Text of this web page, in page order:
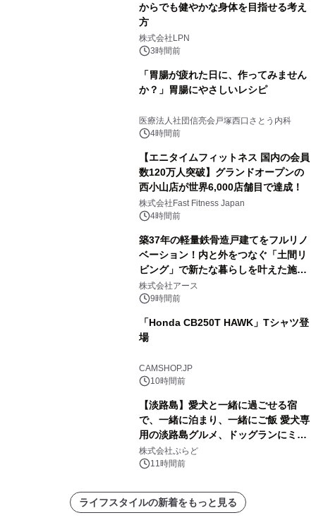
からでも健やかな身体を目指せる考え
方
株式会社LPN
3時間前
「胃腸が疲れた日に、作ってみません
か？」胃腸にやさしいレシピ
医療法人社団信亮会戸塚西口さとう内科
4時間前
【エニタイムフィットネス 国内の会員
数120万人突破】グランドオープンの
西小山店が世界6,000店舗目で達成！
株式会社Fast Fitness Japan
4時間前
築37年の軽量鉄骨造戸建てをフルリノ
ベーション！内と外をつなぐ「土間リ
ビング」で新たな暮らしを叶えた施工
事例を株式会社アースが公開
株式会社アース
9時間前
「Honda CB250T HAWK」Tシャツ登
場
CAMSHOP.JP
10時間前
【淡路島】愛犬と一緒に過ごせる宿
で、一緒に泊まり、一緒にご飯 愛犬専
用の淡路島グルメ、ドッグランにミニ
プール グランピングとトレーラーハウ
スの2施設で
株式会社ぷらど
11時間前
ライフスタイルの新着をもっと見る